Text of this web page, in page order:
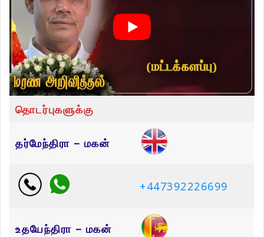
தொடர்புகளுக்கு
தர்மேந்திரா – மகன்
+447392226699
உதயேந்திரா – மகன்